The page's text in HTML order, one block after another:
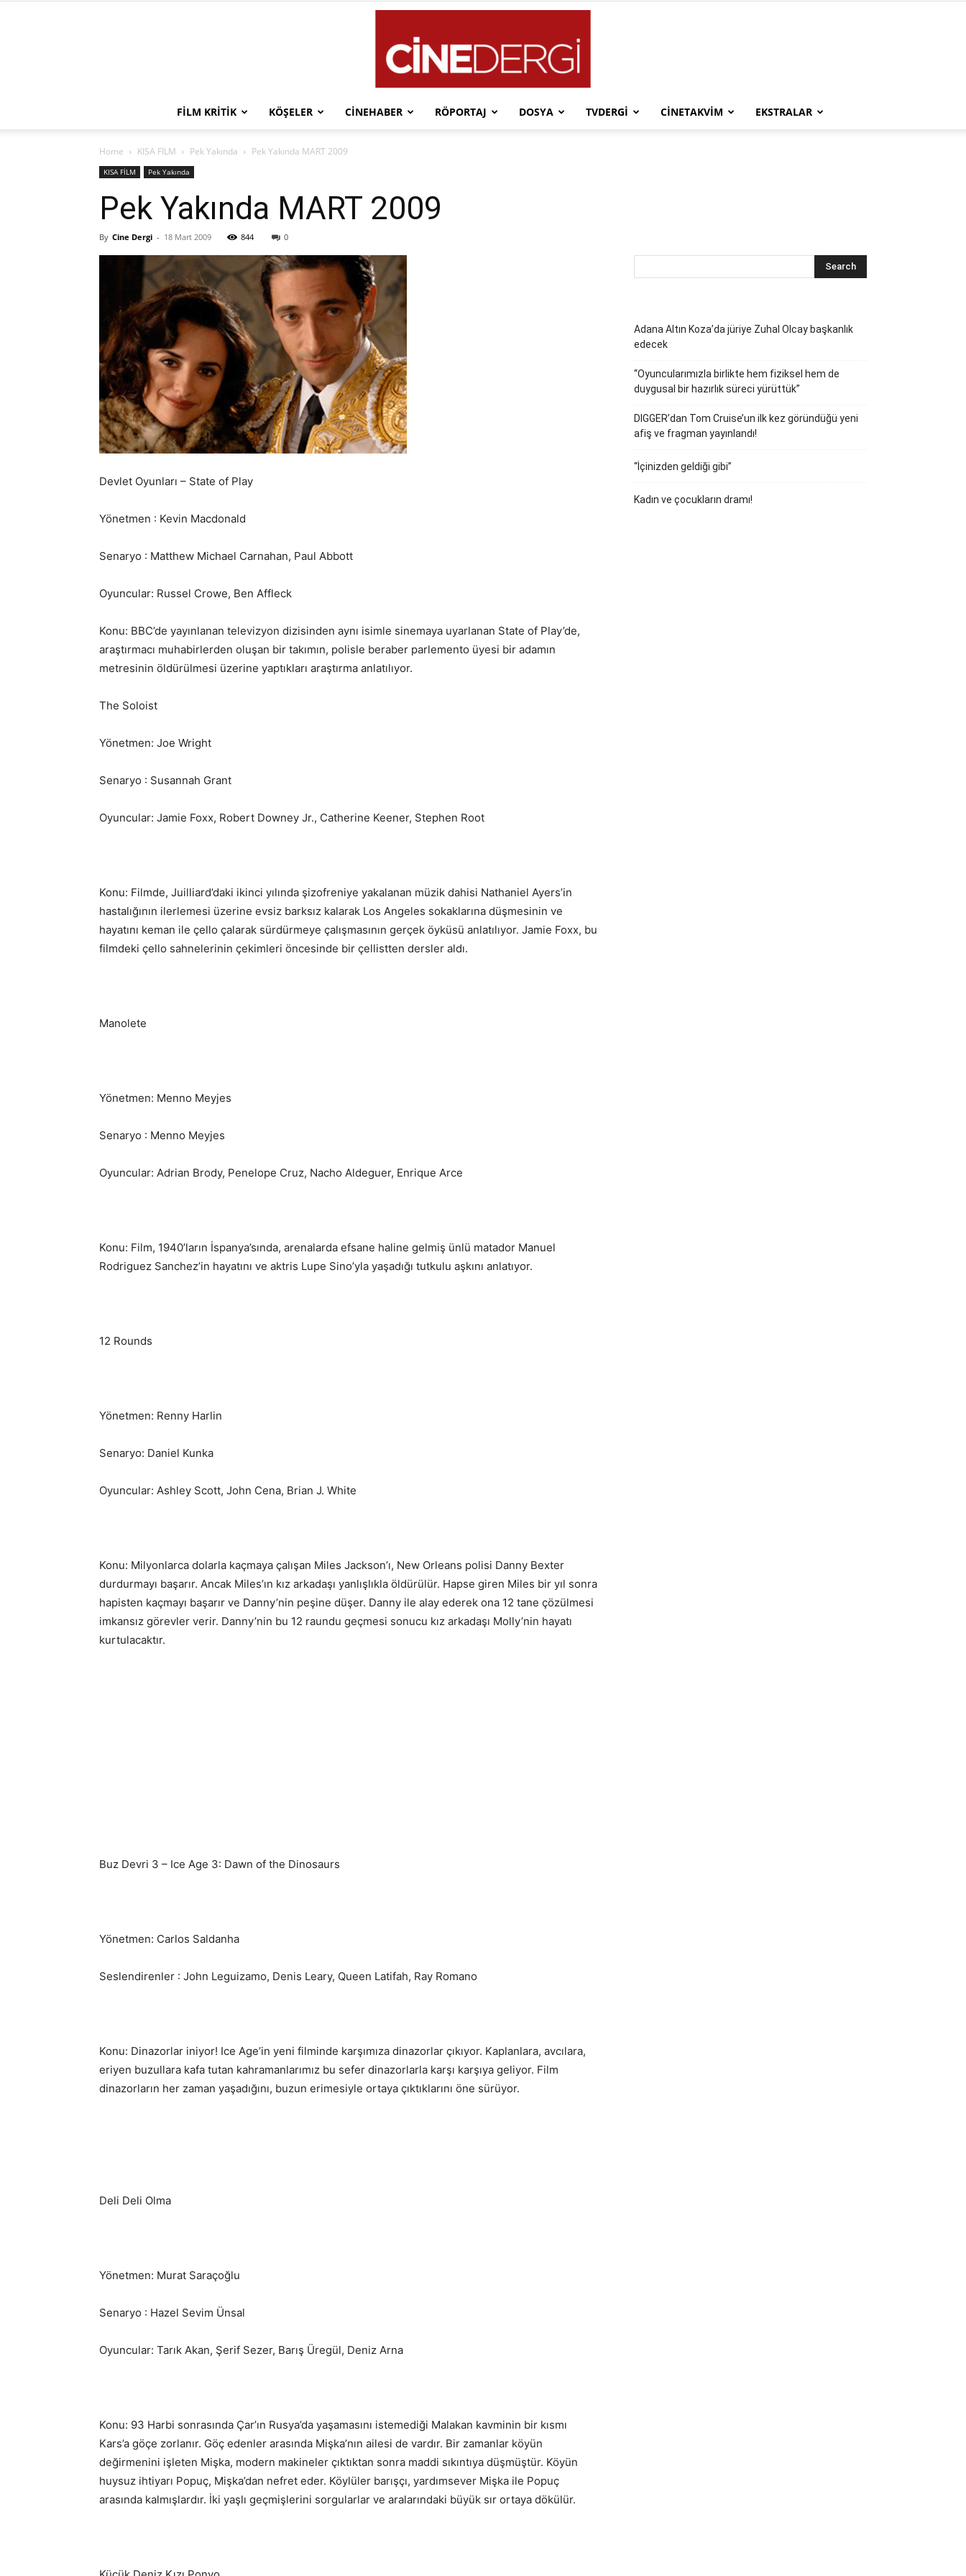
FILM KRITIK KÖŞELER CINEHABER RÖPORTAJ DOSYA TVDERGI CINETAKVIM EKSTRALAR
Home KISA FİLM Pek Yakında Pek Yakında MART 2009
KISA FİLM Pek Yakında
Pek Yakında MART 2009
By Cine Dergi - 18 Mart 2009 844 0
Devlet Oyunları – State of Play
Yönetmen : Kevin Macdonald
Senaryo : Matthew Michael Carnahan, Paul Abbott
Oyuncular: Russel Crowe, Ben Affleck
Konu: BBC’de yayınlanan televizyon dizisinden aynı isimle sinemaya uyarlanan State of Play’de,
araştırmacı muhabirlerden oluşan bir takımın, polisle beraber parlemento üyesi bir adamın
metresinin öldürülmesi üzerine yaptıkları araştırma anlatılıyor.
The Soloist
Yönetmen: Joe Wright
Senaryo : Susannah Grant
Oyuncular: Jamie Foxx, Robert Downey Jr., Catherine Keener, Stephen Root
Konu: Filmde, Juilliard’daki ikinci yılında şizofreniye yakalanan müzik dahisi Nathaniel Ayers’in
hastalığının ilerlemesi üzerine evsiz barksız kalarak Los Angeles sokaklarına düşmesinin ve
hayatını keman ile çello çalarak sürdürmeye çalışmasının gerçek öyküsü anlatılıyor. Jamie Foxx, bu
filmdeki çello sahnelerinin çekimleri öncesinde bir çellistten dersler aldı.
Manolete
Yönetmen: Menno Meyjes
Senaryo : Menno Meyjes
Oyuncular: Adrian Brody, Penelope Cruz, Nacho Aldeguer, Enrique Arce
Konu: Film, 1940’ların İspanya’sında, arenalarda efsane haline gelmiş ünlü matador Manuel
Rodriguez Sanchez’in hayatını ve aktris Lupe Sino’yla yaşadığı tutkulu aşkını anlatıyor.
12 Rounds
Yönetmen: Renny Harlin
Senaryo: Daniel Kunka
Oyuncular: Ashley Scott, John Cena, Brian J. White
Konu: Milyonlarca dolarla kaçmaya çalışan Miles Jackson’ı, New Orleans polisi Danny Bexter
durdurmayı başarır. Ancak Miles’ın kız arkadaşı yanlışlıkla öldürülür. Hapse giren Miles bir yıl sonra
hapisten kaçmayı başarır ve Danny’nin peşine düşer. Danny ile alay ederek ona 12 tane çözülmesi
imkansız görevler verir. Danny’nin bu 12 raundu geçmesi sonucu kız arkadaşı Molly’nin hayatı
kurtulacaktır.
Buz Devri 3 – Ice Age 3: Dawn of the Dinosaurs
Yönetmen: Carlos Saldanha
Seslendirenler : John Leguizamo, Denis Leary, Queen Latifah, Ray Romano
Konu: Dinazorlar iniyor! Ice Age’in yeni filminde karşımıza dinazorlar çıkıyor. Kaplanlara, avcılara,
eriyen buzullara kafa tutan kahramanlarımız bu sefer dinazorlarla karşı karşıya geliyor. Film
dinazorların her zaman yaşadığını, buzun erimesiyle ortaya çıktıklarını öne sürüyor.
Deli Deli Olma
Yönetmen: Murat Saraçoğlu
Senaryo : Hazel Sevim Ünsal
Oyuncular: Tarık Akan, Şerif Sezer, Barış Üregül, Deniz Arna
Konu: 93 Harbi sonrasında Çar’ın Rusya’da yaşamasını istemediği Malakan kavminin bir kısmı
Kars’a göçe zorlanır. Göç edenler arasında Mişka’nın ailesi de vardır. Bir zamanlar köyün
değirmenini işleten Mişka, modern makineler çıktıktan sonra maddi sıkıntıya düşmüştür. Köyün
huysuz ihtiyarı Popuç, Mişka’dan nefret eder. Köylüler barışçı, yardımsever Mişka ile Popuç
arasında kalmışlardır. İki yaşlı geçmişlerini sorgularlar ve aralarındaki büyük sır ortaya dökülür.
Adana Altın Koza’da jüriye Zuhal Olcay başkanlık
edecek
“Oyuncularımızla birlikte hem fiziksel hem de
duygusal bir hazırlık süreci yürüttük”
DIGGER’dan Tom Cruise’un ilk kez göründüğü yeni
afiş ve fragman yayınlandı!
“İçinizden geldiği gibi”
Kadın ve çocukların dramı!